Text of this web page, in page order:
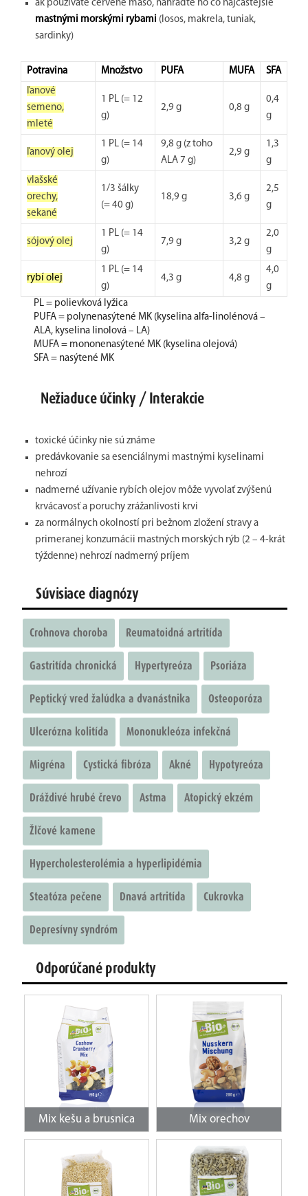
ak používate červené mäso, nahraďte ho čo najčastejšie
mastnými morskými rybami (losos, makrela, tuniak,
sardinky)
Potravina Množstvo PUFA MUFA
SFA
ľanové
semeno,
mleté
1 PL (= 12
g)
2,9 g 0,8 g
0,4
g
ľanový olej
1 PL (= 14
g)
9,8 g (z toho
ALA 7 g)
2,9 g
1,3
g
vlašské
orechy,
sekané
1/3 šálky
(= 40 g)
18,9 g 3,6 g
2,5
g
sójový olej
1 PL (= 14
g)
7,9 g 3,2 g
2,0
g
rybí olej
1 PL (= 14
g)
4,3 g 4,8 g
4,0
g
PL = polievková lyžica
PUFA = polynenasýtené MK (kyselina alfa-linolénová –
ALA, kyselina linolová – LA)
MUFA = mononenasýtené MK (kyselina olejová)
SFA = nasýtené MK
Nežiaduce účinky / Interakcie
toxické účinky nie sú známe
predávkovanie sa esenciálnymi mastnými kyselinami
nehrozí
nadmerné užívanie rybích olejov môže vyvolať zvýšenú
krvácavosť a poruchy zrážanlivosti krvi
za normálnych okolností pri bežnom zložení stravy a
primeranej konzumácii mastných morských rýb (2 – 4-krát
týždenne) nehrozí nadmerný príjem
Súvisiace diagnózy
Crohnova choroba Reumatoidná artritída
Gastritída chronická Hypertyreóza Psoriáza
Peptický vred žalúdka a dvanástnika Osteoporóza
Ulcerózna kolitída Mononukleóza infekčná
Migréna Cystická fibróza Akné Hypotyreóza
Dráždivé hrubé črevo Astma Atopický ekzém
Žlčové kamene
Hypercholesterolémia a hyperlipidémia
Steatóza pečene Dnavá artritída Cukrovka
Depresívny syndróm
Odporúčané produkty
Mix kešu a brusnica Mix orechov